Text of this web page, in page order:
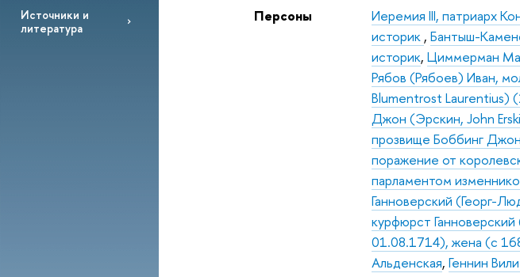
Источники и
литература
Персоны
Иеремия III, патриарх
историк ,Бантыш-
историк,Циммерман
Рябов (Рябоев) Иван,
Blumentrost Laurentius)
Джон (Эрскин, John
прозвище Боббинг
поражение от
парламентом
Ганноверский (Георг-
курфюрст
01.08.1714), жена (с
Альденская,Геннин